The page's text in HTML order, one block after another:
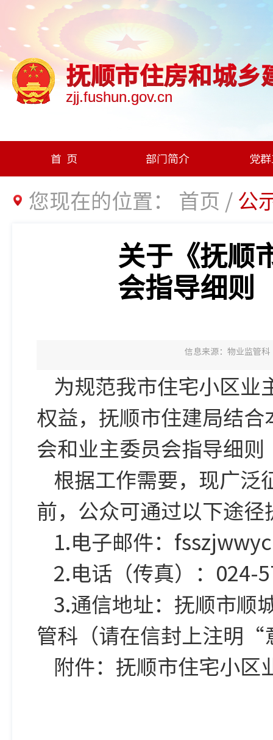
抚顺市住房和城乡
zjj.fushun.gov.cn
首页 部门简介 党
您现在的位置： 首页 /公
关于《抚顺
会指导细则
信息来源：物业监管科
为规范我市住宅小区业
权益，抚顺市住建局结
会和业主委员会指导细
根据工作需要，现广泛
前，公众可通过以下途
1.电子邮件：
2.电话（传真）：024-
3.通信地址：抚顺市顺
管科（请在信封上注明
附件：抚顺市住宅小区